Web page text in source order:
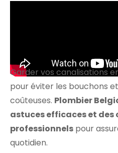
Garder vos canalisations
pour éviter les bouchons
coûteuses. Plombier
astuces efficaces et des
professionnels pour
quotidien.